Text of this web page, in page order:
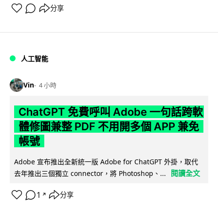
分享
人工智能
Vin 4 小時
ChatGPT 免費呼叫 Adobe 一句話跨軟
體修圖兼整 PDF 不用開多個 APP 兼免
帳號
Adobe 宣布推出全新統一版 Adobe for ChatGPT 外掛，取代
去年推出三個獨立 connector，將 Photoshop、...
閱讀全文
1 ↗ 分享